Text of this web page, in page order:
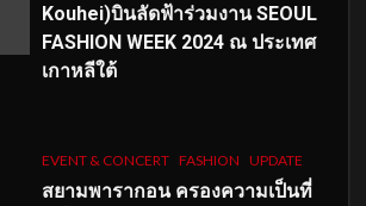
Kouhei)บินลัดฟ้าร่วมงาน SEOUL
FASHION WEEK 2024 ณ ประเทศ
เกาหลีใต้
EVENT & CONCERT FASHION UPDATE
สยามพารากอน ครองความเป็นที่